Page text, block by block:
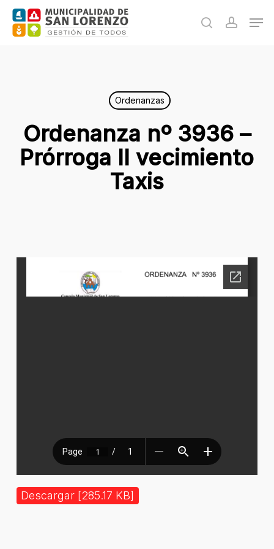
Skip
search
Ordenanzas
Ordenanza nº 3936 –
Prórroga II vecimiento
Taxis
Descargar [285.17 KB]